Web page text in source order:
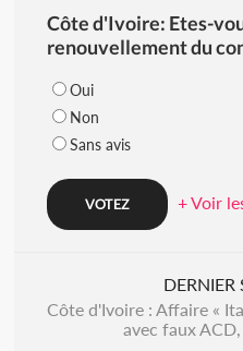
Côte d'Ivoire: Etes-
renouvellement du
Oui
Non
Sans avis
+ Voir
Côte d'Ivoire : Affaire «
avec faux